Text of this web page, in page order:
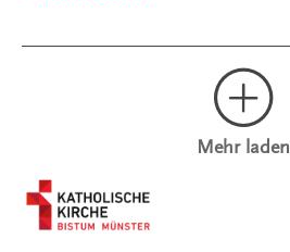
Mehr laden